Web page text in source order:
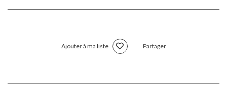
Ajouter à ma liste Partager